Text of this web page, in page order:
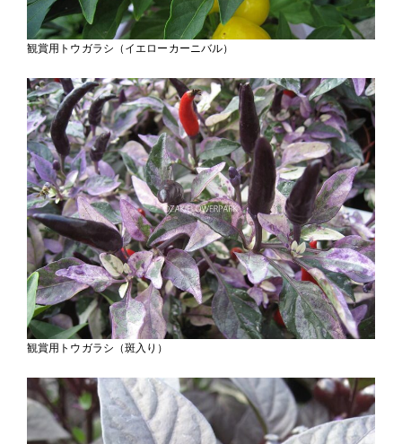
観賞用トウガラシ（イエローカーニバル）
観賞用トウガラシ（斑入り）